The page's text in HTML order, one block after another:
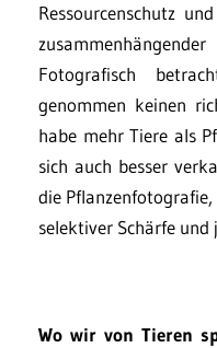
Ressourcenschutz
Fotografisch
genommen keinen
habe mehr Tiere als
sich auch besser
die
selektiver Schärfe
Wo wir von Tieren